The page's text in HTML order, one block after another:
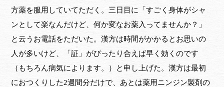
方薬を服用していてただく。三日目に「すごく身体がシャ
ンとして楽なんだけど、何か変なお薬入ってませんか？」
と云うお電話をただいた。漢方は時間がかかるとお思いの
人が多いけど、「証」がぴったり合えば早く効くのです
（もちろん病気によります。）と申し上げた。漢方は最初
におつくりした2週間分だけで、あとは薬用ニンジン製剤の